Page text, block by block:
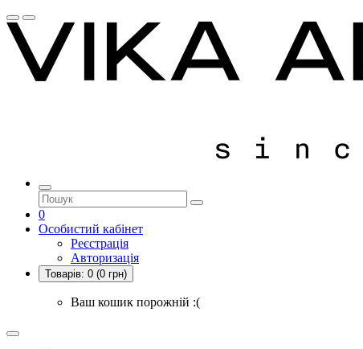
0
Особистий кабінет
Реєстрація
Авторизація
Товарів: 0 (0 грн)
Ваш кошик порожній :(